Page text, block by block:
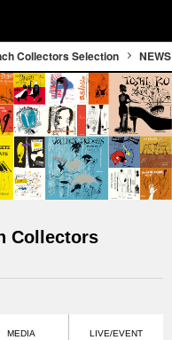
Collectors Selection NEWS
Collectors
MEDIA LIVE/EVENT